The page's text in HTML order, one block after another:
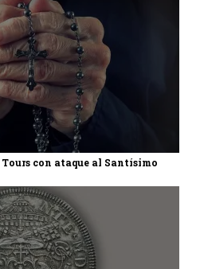
con ataque al Santísimo